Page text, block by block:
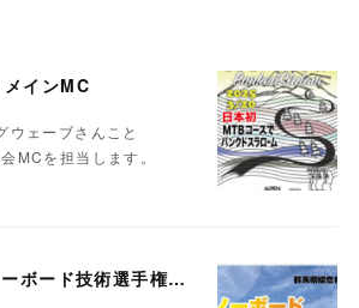
インMC
ェーブさんこと
MCを担当します。
第22回 全日本スノーボード技術選手権大会MC